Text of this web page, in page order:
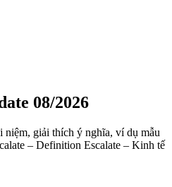
08/2026
niệm, giải thích ý nghĩa, ví dụ mẫu
– Definition Escalate – Kinh tế